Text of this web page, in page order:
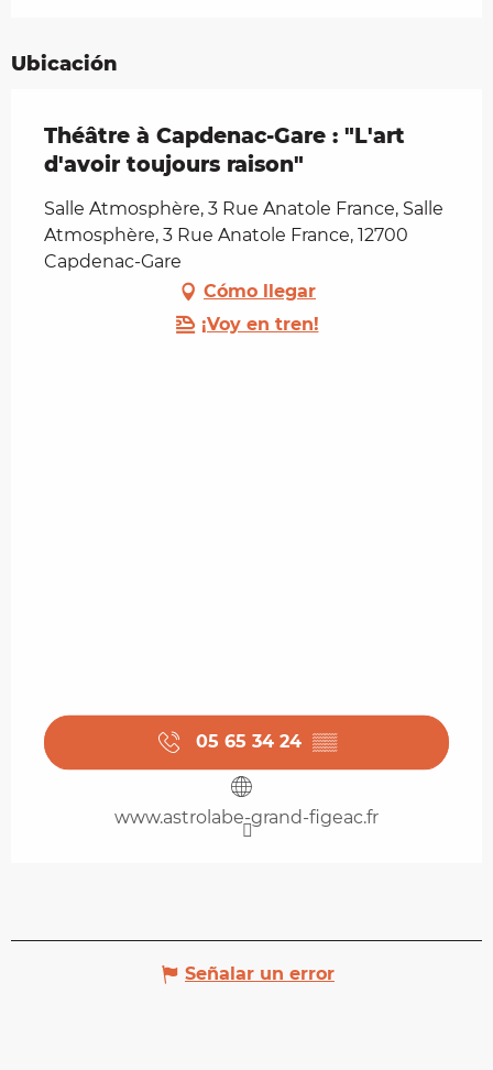
Ubicación
Théâtre à Capdenac-Gare : "L'art
d'avoir toujours raison"
Salle Atmosphère, 3 Rue Anatole France, Salle
Atmosphère, 3 Rue Anatole France, 12700
Capdenac-Gare
Cómo llegar
¡Voy en tren!
05 65 34 24 ▒▒
www.astrolabe-grand-figeac.fr
Señalar un error